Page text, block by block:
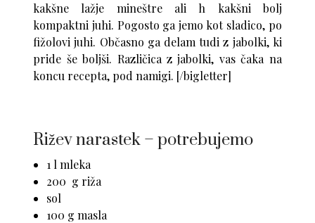
kakšne lažje mineštre ali h kakšni bolj
kompaktni juhi. Pogosto ga jemo kot sladico, po
fižolovi juhi. Občasno ga delam tudi z jabolki, ki
pride še boljši. Različica z jabolki, vas čaka na
koncu recepta, pod namigi. [/bigletter]
Rižev narastek – potrebujemo
1 l mleka
200 g riža
sol
100 g masla